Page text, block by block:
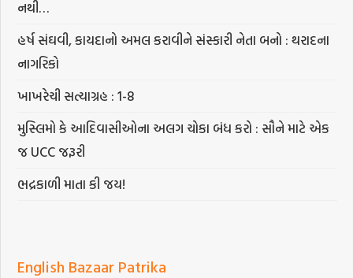
નથી…
હર્ષ સંઘવી, કાયદાનો અમલ કરાવીને સંસ્કારી નેતા બનો : થરાદના
નાગરિકો
ખાખરેચી સત્યાગ્રહ : 1-8
મુસ્લિમો કે આદિવાસીઓના અલગ ચોકા બંધ કરો : સૌને માટે એક
જ UCC જરૂરી
ભદ્રકાળી માતા કી જય!
English Bazaar Patrika